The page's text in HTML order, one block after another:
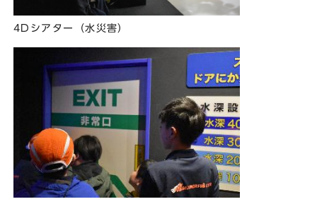
4Dシアター（水災害）